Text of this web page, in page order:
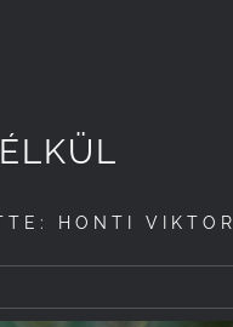
HONTI VIKTOR